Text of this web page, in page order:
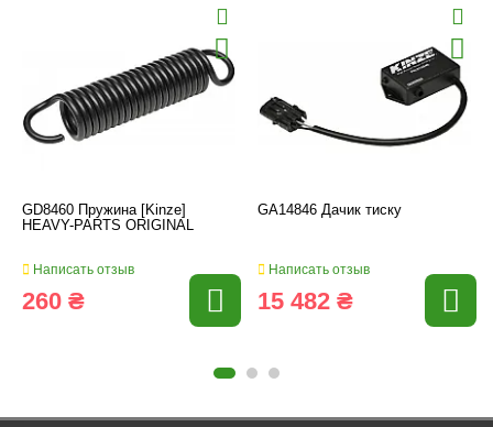
GD8460 Пружина [Kinze]
HEAVY-PARTS ORIGINAL
Написать отзыв
260 ₴
GA14846 Дачик тиску
Написать отзыв
15 482 ₴